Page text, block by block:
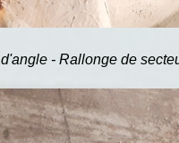
- Rallonge de